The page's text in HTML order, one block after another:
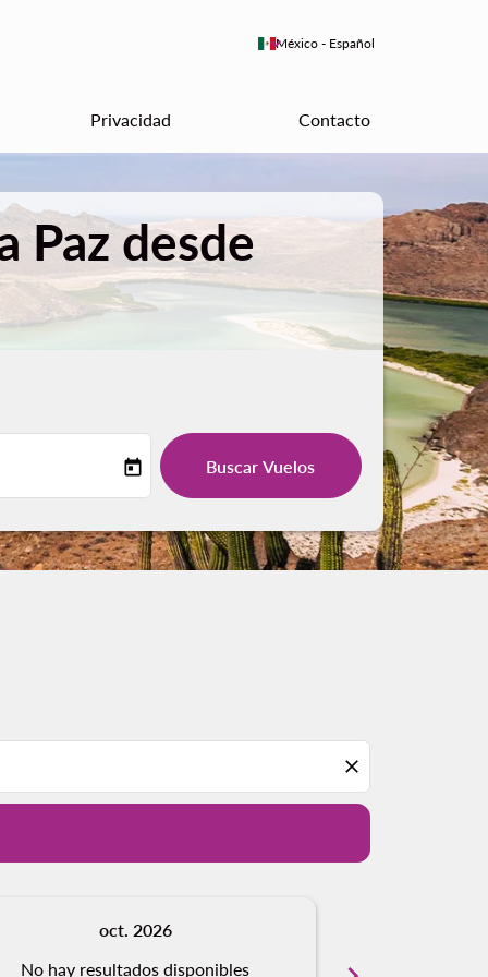
México - Español
keyboard_arrow_down
Privacidad Contacto
Paz desde
today Buscar Vuelos
close
oct. 2026
No hay resultados disponibles